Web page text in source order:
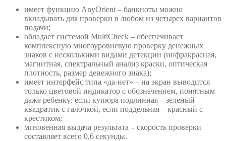
имеет функцию AnyOrient – банкноты можно
вкладывать для проверки в любом из четырех вариантов
подачи;
обладает системой MultiCheck – обеспечивает
комплексную многоуровневую проверку денежных
знаков с несколькими видами детекции (инфракрасная,
магнитная, спектральный анализ краски, оптическая
плотность, размер денежного знака);
имеет интерфейс типа «да-нет» – на экран выводится
только цветовой индикатор с обозначением, понятным
даже ребенку: если купюра подлинная – зеленый
квадратик с галочкой, если поддельная – красный с
крестиком;
мгновенная выдача результата – скорость проверки
составляет всего 0,6 секунды.